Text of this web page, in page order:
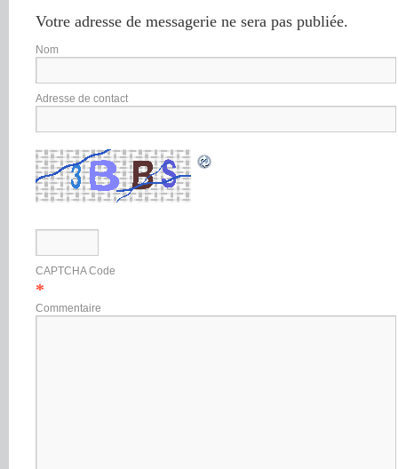
Votre adresse de messagerie ne sera pas publiée.
Nom
Adresse de contact
CAPTCHA Code
*
Commentaire